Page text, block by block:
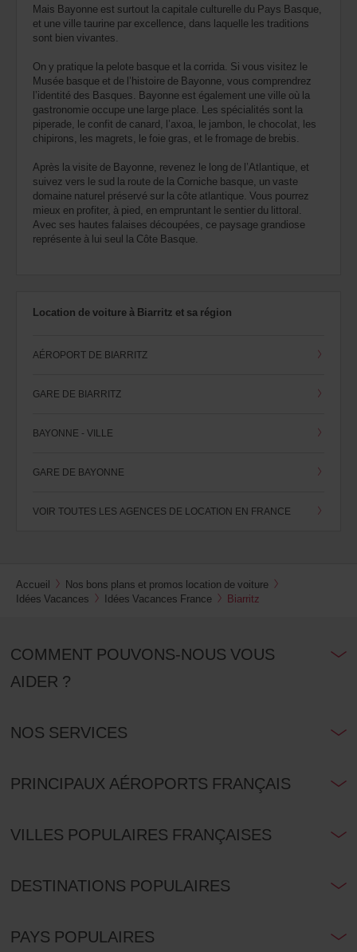
Mais Bayonne est surtout la capitale culturelle du Pays Basque,
et une ville taurine par excellence, dans laquelle les traditions
sont bien vivantes.
On y pratique la pelote basque et la corrida. Si vous visitez le
Musée basque et de l’histoire de Bayonne, vous comprendrez
l’identité des Basques. Bayonne est également une ville où la
gastronomie occupe une large place. Les spécialités sont la
piperade, le confit de canard, l’axoa, le jambon, le chocolat, les
chipirons, les magrets, le foie gras, et le fromage de brebis.
Après la visite de Bayonne, revenez le long de l’Atlantique, et
suivez vers le sud la route de la Corniche basque, un vaste
domaine naturel préservé sur la côte atlantique. Vous pourrez
mieux en profiter, à pied, en empruntant le sentier du littoral.
Avec ses hautes falaises découpées, ce paysage grandiose
représente à lui seul la Côte Basque.
Location de voiture à Biarritz et sa région
AÉROPORT DE BIARRITZ
GARE DE BIARRITZ
BAYONNE - VILLE
GARE DE BAYONNE
VOIR TOUTES LES AGENCES DE LOCATION EN FRANCE
Accueil
Nos bons plans et promos location de voiture
Idées Vacances
Idées Vacances France Biarritz
COMMENT POUVONS-NOUS VOUS
AIDER ?
NOS SERVICES
PRINCIPAUX AÉROPORTS FRANÇAIS
VILLES POPULAIRES FRANÇAISES
DESTINATIONS POPULAIRES
PAYS POPULAIRES